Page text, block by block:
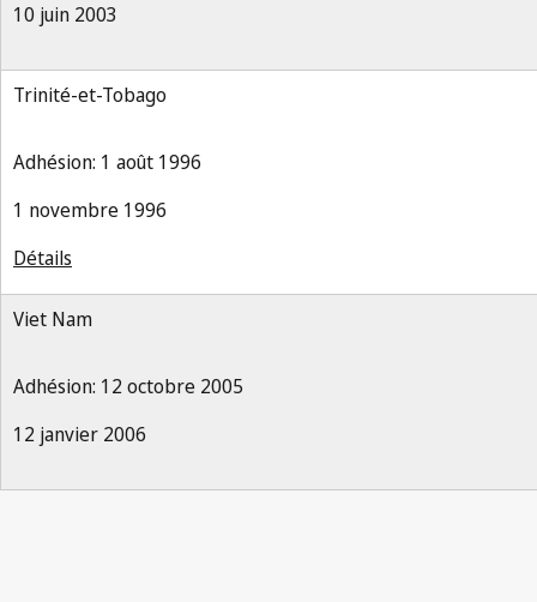
10 juin 2003
Trinité-et-Tobago
Adhésion: 1 août 1996
1 novembre 1996
Détails
Viet Nam
Adhésion: 12 octobre 2005
12 janvier 2006